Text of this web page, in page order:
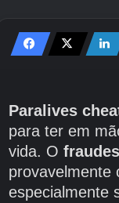
Paralives
para ter em
vida. O
provavelmente
especialmente